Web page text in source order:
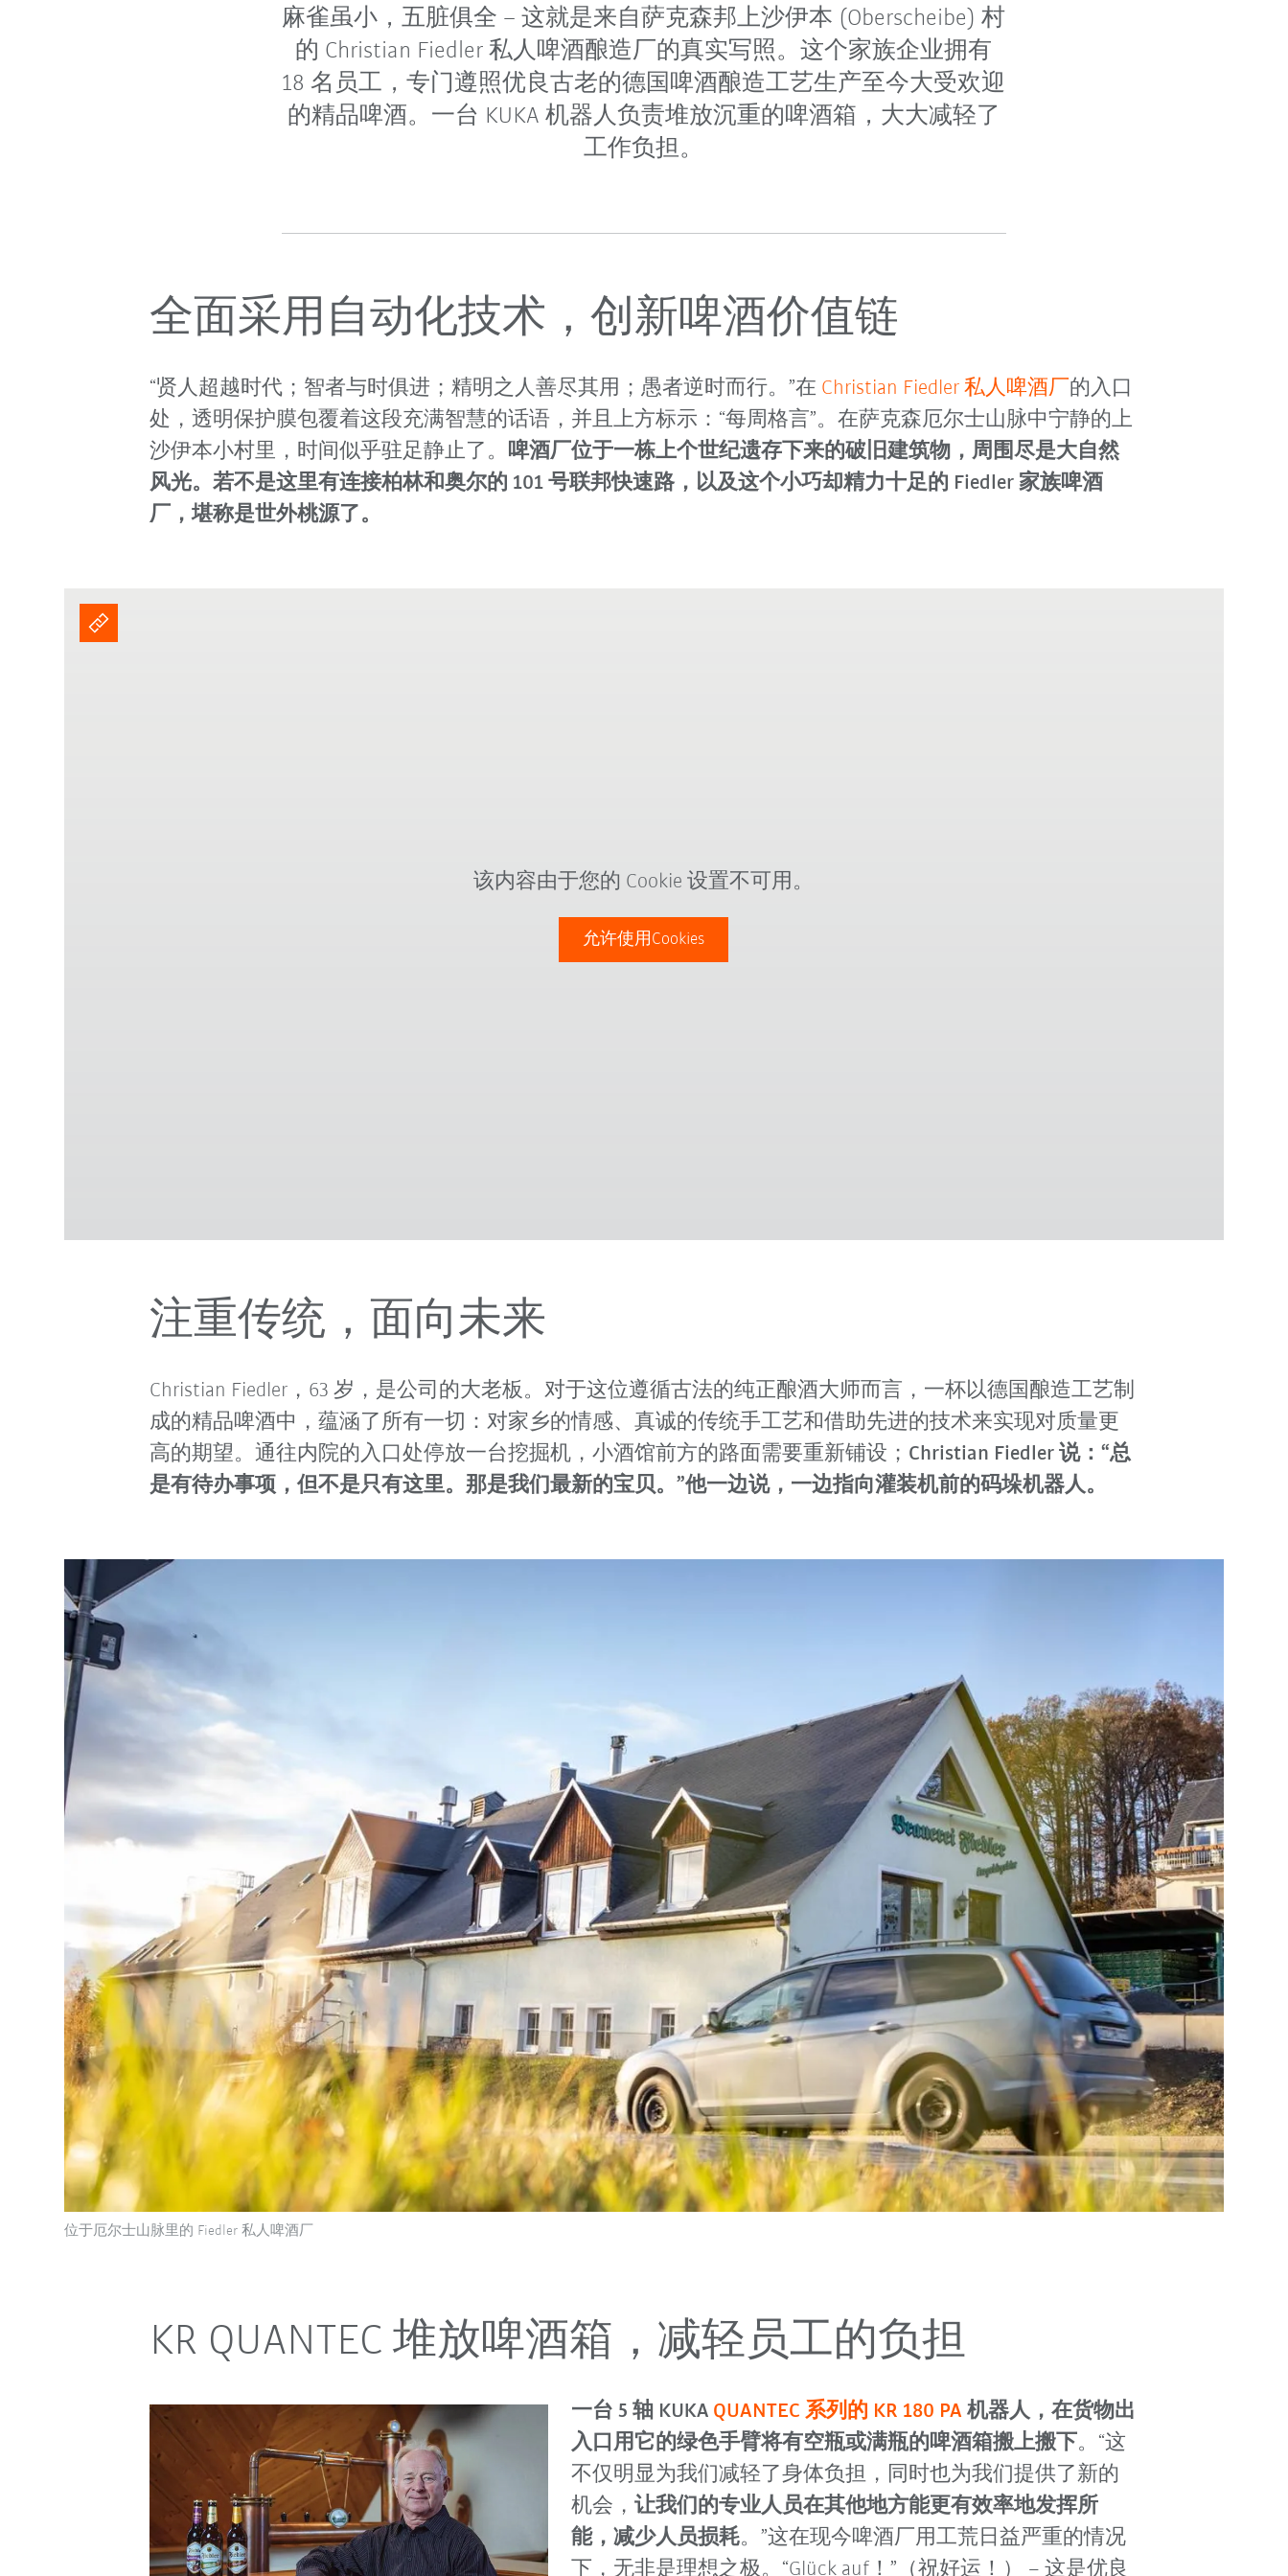
麻雀虽小，五脏俱全 – 这就是来自萨克森邦上沙伊本 (Oberscheibe) 村
的 Christian Fiedler 私人啤酒酿造厂的真实写照。这个家族企业拥有
18 名员工，专门遵照优良古老的德国啤酒酿造工艺生产至今大受欢迎
的精品啤酒。一台 KUKA 机器人负责堆放沉重的啤酒箱，大大减轻了
工作负担。
全面采用自动化技术，创新啤酒价值链
“贤人超越时代；智者与时俱进；精明之人善尽其用；愚者逆时而行。”在 Christian Fiedler 私人啤酒厂 的入口
处，透明保护膜包覆着这段充满智慧的话语，并且上方标示：“每周格言”。在萨克森厄尔士山脉中宁静的上
沙伊本小村里，时间似乎驻足静止了。 啤酒厂位于一栋上个世纪遗存下来的破旧建筑物，周围尽是大自然
风光。若不是这里有连接柏林和奥尔的 101 号联邦快速路，以及这个小巧却精力十足的 Fiedler 家族啤酒
厂，堪称是世外桃源了。
该内容由于您的 Cookie 设置不可用。
允许使用Cookies
注重传统，面向未来
Christian Fiedler，63 岁，是公司的大老板。对于这位遵循古法的纯正酿酒大师而言，一杯以德国酿造工艺制
成的精品啤酒中，蕴涵了所有一切：对家乡的情感、真诚的传统手工艺和借助先进的技术来实现对质量更
高的期望。通往内院的入口处停放一台挖掘机，小酒馆前方的路面需要重新铺设； Christian Fiedler 说：“总
是有待办事项，但不是只有这里。那是我们最新的宝贝。”他一边说，一边指向灌装机前的码垛机器人。
位于厄尔士山脉里的 Fiedler 私人啤酒厂
KR QUANTEC 堆放啤酒箱，减轻员工的负担
一台 5 轴 KUKA QUANTEC 系列的 KR 180 PA 机器人，在货物出
入口用它的绿色手臂将有空瓶或满瓶的啤酒箱搬上搬下。“这
不仅明显为我们减轻了身体负担，同时也为我们提供了新的
机会， 让我们的专业人员在其他地方能更有效率地发挥所
能，减少人员损耗。”这在现今啤酒厂用工荒日益严重的情况
下，无非是理想之极。“Glück auf！”（祝好运！） – 这是优良